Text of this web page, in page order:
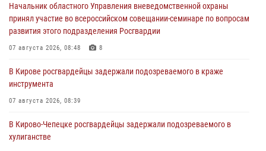
Начальник областного Управления вневедомственной охраны
принял участие во всероссийском совещании-семинаре по вопросам
развития этого подразделения Росгвардии
07 августа 2026, 08:48 8
В Кирове росгвардейцы задержали подозреваемого в краже
инструмента
07 августа 2026, 08:39
В Кирово-Чепецке росгвардейцы задержали подозреваемого в
хулиганстве